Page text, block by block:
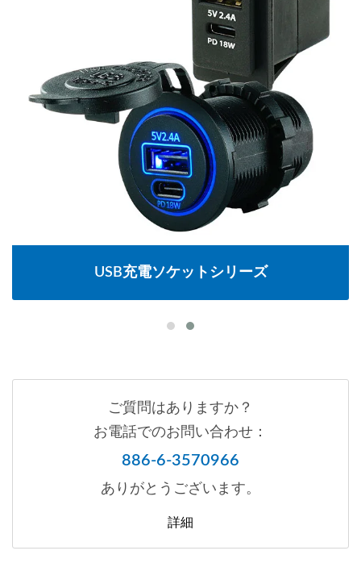
USB充電ソケットシリーズ
ご質問はありますか？
お電話でのお問い合わせ：
886-6-3570966
ありがとうございます。
詳細